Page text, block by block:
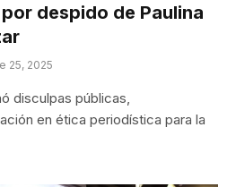
despido de Paulina
25, 2025
disculpas públicas,
en ética periodística para la